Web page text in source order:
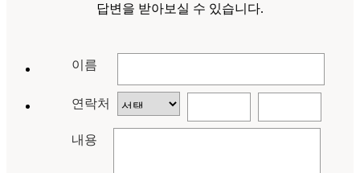
답변을 받아보실 수 있습니다.
이름
연락처
내용